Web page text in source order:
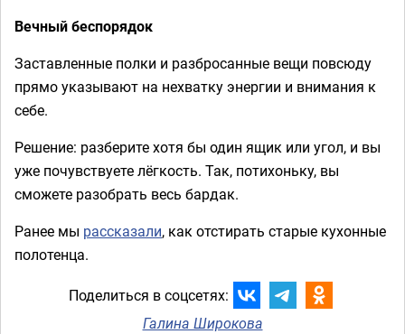
Вечный беспорядок
Заставленные полки и разбросанные вещи повсюду
прямо указывают на нехватку энергии и внимания к
себе.
Решение: разберите хотя бы один ящик или угол, и вы
уже почувствуете лёгкость. Так, потихоньку, вы
сможете разобрать весь бардак.
Ранее мы рассказали, как отстирать старые кухонные
полотенца.
Поделиться в соцсетях:
Галина Широкова